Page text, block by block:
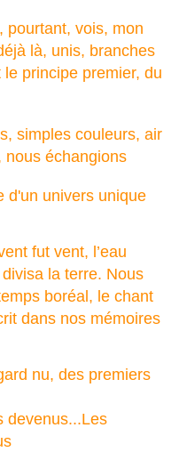
pourtant, vois, mon
là, unis, branches
principe premier, du
simples couleurs, air
nous échangions
d'un univers unique
fut vent, l ’eau
la terre. Nous
boréal, l e chant
dans nos mémoires
nu, des premiers
devenus...Les